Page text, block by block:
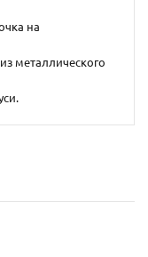
на
металлического